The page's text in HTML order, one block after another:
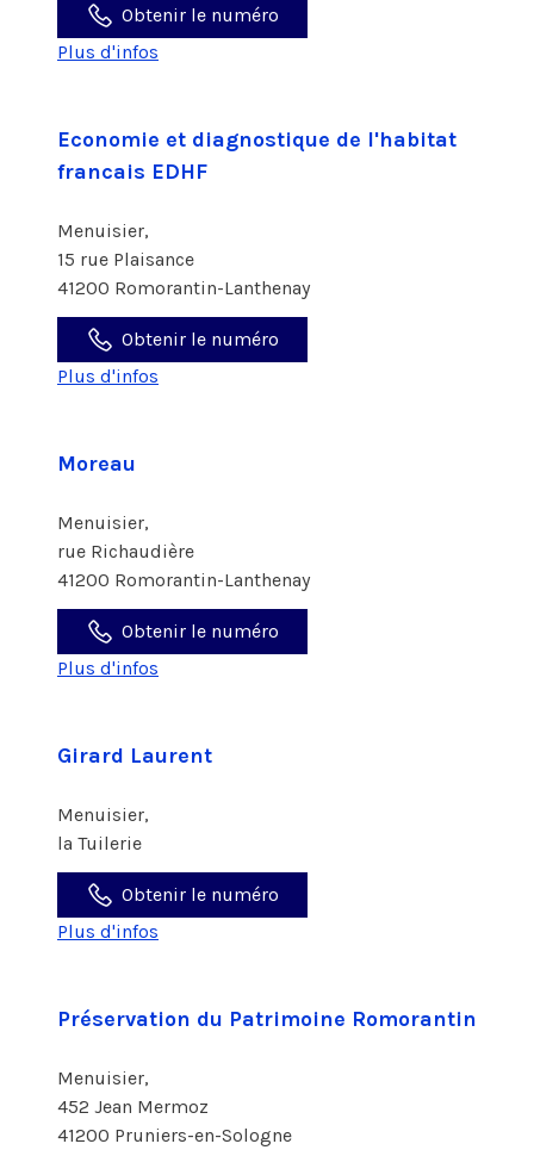
Obtenir le numéro
Plus d'infos
Economie et diagnostique de l'habitat
francais EDHF
Menuisier,
15 rue Plaisance
41200 Romorantin-Lanthenay
Obtenir le numéro
Plus d'infos
Moreau
Menuisier,
rue Richaudière
41200 Romorantin-Lanthenay
Obtenir le numéro
Plus d'infos
Girard Laurent
Menuisier,
la Tuilerie
Obtenir le numéro
Plus d'infos
Préservation du Patrimoine Romorantin
Menuisier,
452 Jean Mermoz
41200 Pruniers-en-Sologne